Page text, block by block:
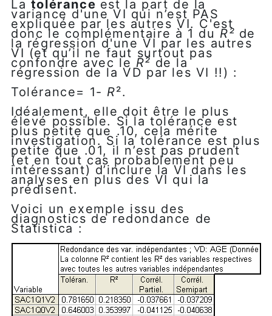
La tolérance est la part de la
variance d'une VI qui n’est PAS
expliquée par les autres VI. C'est
donc le complémentaire à 1 du R² de
la régression d'une VI par les autres
VI (et qu’il ne faut surtout pas
confondre avec le R² de la
régression de la VD par les VI !!) :
Tolérance= 1- R².
Idéalement, elle doit être le plus
élevé possible. Si la tolérance est
plus petite que .10, cela mérite
investigation. Si la tolérance est plus
petite que .01, il n’est pas prudent
(et en tout cas probablement peu
intéressant) d’inclure la VI dans les
analyses en plus des VI qui la
prédisent.
Voici un exemple issu des
diagnostics de redondance de
Statistica :